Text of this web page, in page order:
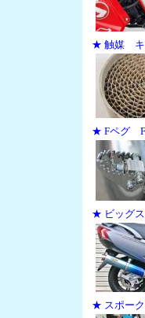
★ 触媒 キ
★ Fペグ F
★ ビッグ
★ スポー